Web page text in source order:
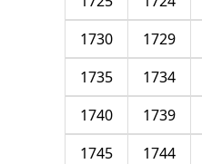
1729
1730
1734
1735
1739
1740
1744
1745